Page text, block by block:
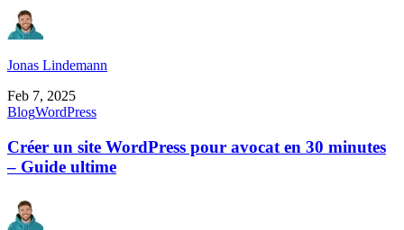
Jonas Lindemann
Feb 7, 2025
BlogWordPress
Créer un site WordPress pour avocat en 30 minutes
– Guide ultime